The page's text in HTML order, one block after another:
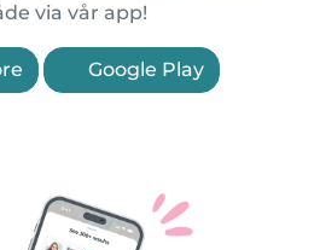
via vår app!
Google Play